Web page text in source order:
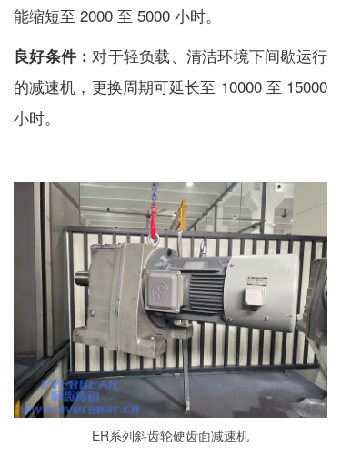
能缩短至 2000 至 5000 小时。
良好条件：对于轻负载、清洁环境下间歇运行
的减速机 ，更换周期可延长至 10000 至 15000
小时。
ER系列斜齿轮硬齿面减速机